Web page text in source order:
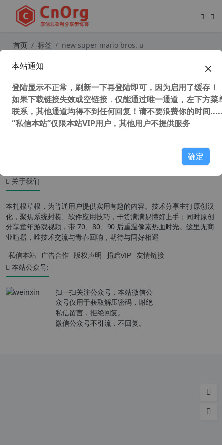
首页 标签 new super mario bros. u
新超级马里奥兄弟U 中文豪华版 New
拟器版
关于我们
本扎根草根，为普通用户提供实用有趣的内容。技术分享主打原创汉
化，聚焦系统封装、软件应用技巧，干货满满易懂好上手；同时原创
分享童年游戏视频，带 70、80、90 后重温像素热血时光。这里无商
业喧嚣，唯技术交流与青春回响，期待与同好相遇
私信本站 广告合作 版权声明 捐赠VIP 友情链接
本站公众号:
扫一扫关注公众号，本站微信公
众号仅用于获取解压密码，谢绝
私信留言，拒绝回复。
微信公众号不引流，不回复。
本站通知
登陆显示不正常，刷新一下再登陆即可，因为启用了缓存！
如果下载链接失效或空链接，仅能通过唯一通道，左下方菜
联系，其他通道均得不到任何回复！请不要浪费你的时间
“私信本站”仅限本站VIP用户，其他用户不提供服务
确定